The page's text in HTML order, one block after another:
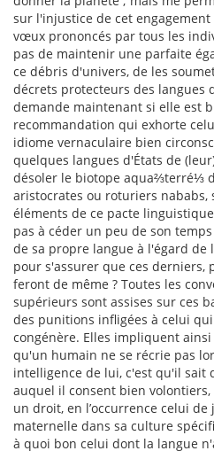
sur l'injustice de cet engagement
vœux prononcés par tous les
pas de maintenir une parfaite
ce débris d'univers, de les
décrets protecteurs des langues
demande maintenant si elle est
recommandation qui exhorte
idiome vernaculaire bien
quelques langues d'États de
désoler le biotope aqua⅔terré⅓
aristocrates ou roturiers nababs,
éléments de ce pacte
pas à céder un peu de son
de sa propre langue à l'égard de
pour s'assurer que ces derniers,
feront de même ? Toutes les
supérieurs sont assises sur ces
des punitions infligées à celui
congénère. Elles impliquent
qu'un humain ne se récrie pas
intelligence de lui, c'est qu'il sait
auquel il consent bien
un droit, en l’occurrence celui
maternelle dans sa culture
à quoi bon celui dont la langue